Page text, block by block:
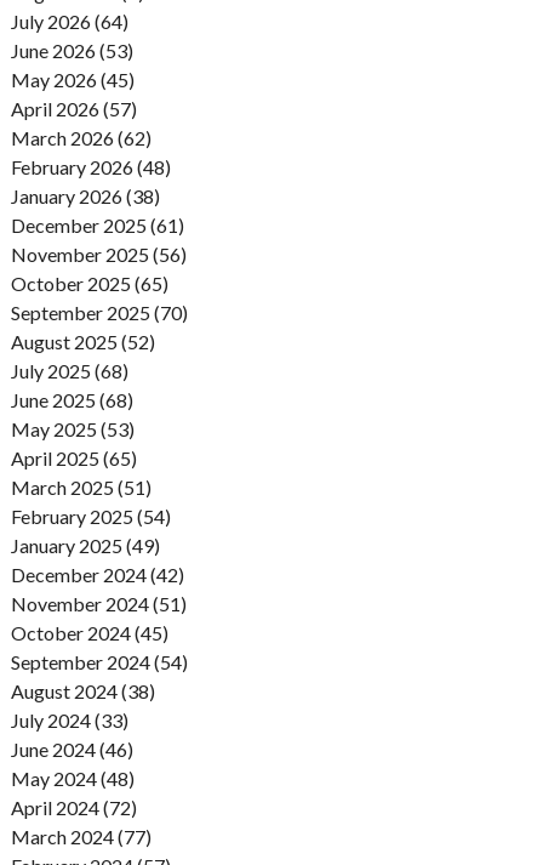
July 2026 (64)
June 2026 (53)
May 2026 (45)
April 2026 (57)
March 2026 (62)
February 2026 (48)
January 2026 (38)
December 2025 (61)
November 2025 (56)
October 2025 (65)
September 2025 (70)
August 2025 (52)
July 2025 (68)
June 2025 (68)
May 2025 (53)
April 2025 (65)
March 2025 (51)
February 2025 (54)
January 2025 (49)
December 2024 (42)
November 2024 (51)
October 2024 (45)
September 2024 (54)
August 2024 (38)
July 2024 (33)
June 2024 (46)
May 2024 (48)
April 2024 (72)
March 2024 (77)